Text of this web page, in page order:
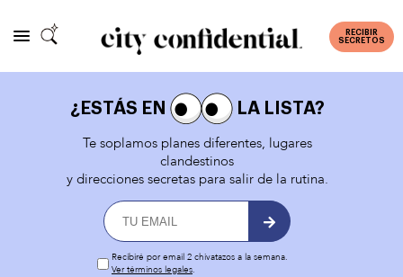
RECIBIR
SECRETOS
¿ESTÁS EN
LA LISTA?
Te soplamos planes diferentes, lugares
clandestinos
y direcciones secretas para salir de la rutina.
Recibiré por email 2 chivatazos a la semana.
Ver términos legales.